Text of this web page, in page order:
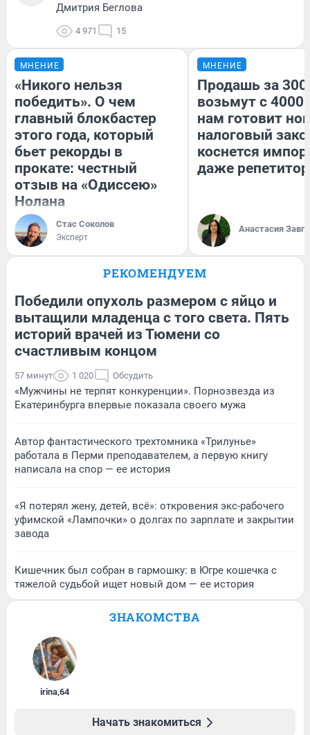
Дмитрия Беглова
4 971 15
МНЕНИЕ
«Никого нельзя
победить». О чем
главный блокбастер
этого года, который
бьет рекорды в
прокате: честный
отзыв на «Одиссею»
Нолана
Стас Соколов
Эксперт
МНЕНИЕ
Продашь за
возьмут с
нам готовит
налоговый
коснется
даже
Анастасия
РЕКОМЕНДУЕМ
Победили опухоль размером с яйцо и
вытащили младенца с того света. Пять
историй врачей из Тюмени со
счастливым концом
57 минут 1 020 Обсудить
«Мужчины не терпят конкуренции». Порнозвезда из
Екатеринбурга впервые показала своего мужа
Автор фантастического трехтомника «Трилунье»
работала в Перми преподавателем, а первую книгу
написала на спор — ее история
«Я потерял жену, детей, всё»: откровения экс-рабочего
уфимской «Лампочки» о долгах по зарплате и закрытии
завода
Кишечник был собран в гармошку: в Югре кошечка с
тяжелой судьбой ищет новый дом — ее история
ЗНАКОМСТВА
irina,64
Начать знакомиться